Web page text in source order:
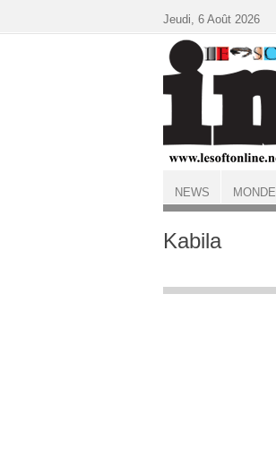
ACCUEIL
Kabila
Jeudi, 6 Août 2026
NEWS MONDE